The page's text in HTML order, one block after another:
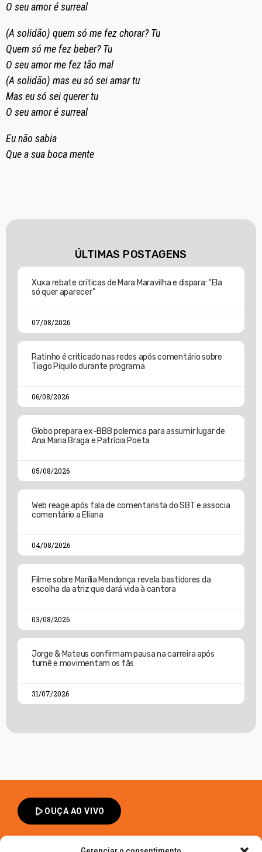
O seu amor é surreal
(A solidão) quem só me fez chorar? Tu
Quem só me fez beber? Tu
O seu amor me fez tão mal
(A solidão) mas eu só sei amar tu
Mas eu só sei querer tu
O seu amor é surreal
Eu não sabia
Que a sua boca mente
ÚLTIMAS POSTAGENS
Xuxa rebate críticas de Mara Maravilha e dispara: “Ela
só quer aparecer”
07/08/2026
Ratinho é criticado nas redes após comentário sobre
Tiago Piquilo durante programa
06/08/2026
Globo prepara ex-BBB polemica para assumir lugar de
Ana Maria Braga e Patrícia Poeta
05/08/2026
Web reage após fala de comentarista do SBT e associa
comentário a Eliana
04/08/2026
Filme sobre Marília Mendonça revela bastidores da
escolha da atriz que dará vida à cantora
03/08/2026
Jorge & Mateus confirmam pausa na carreira após
turnê e movimentam os fãs
31/07/2026
play_arrowOUÇA AO VIVO